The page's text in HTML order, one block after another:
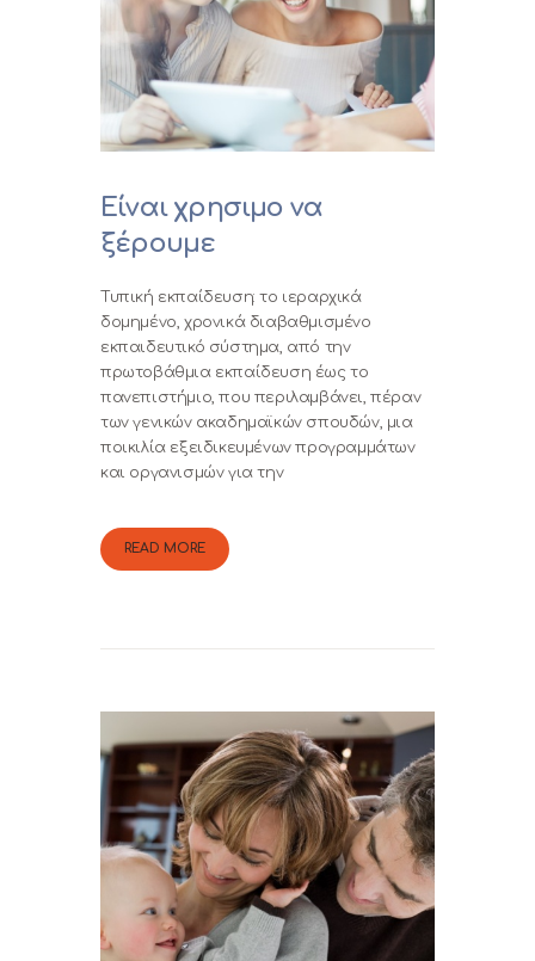
Είναι χρησιμο να
ξέρουμε
Τυπική εκπαίδευση: το ιεραρχικά
δομημένο, χρονικά διαβαθμισμένο
εκπαιδευτικό σύστημα, από την
πρωτοβάθμια εκπαίδευση έως το
πανεπιστήμιο, που περιλαμβάνει, πέραν
των γενικών ακαδημαϊκών σπουδών, μια
ποικιλία εξειδικευμένων προγραμμάτων
και οργανισμών για την
READ MORE